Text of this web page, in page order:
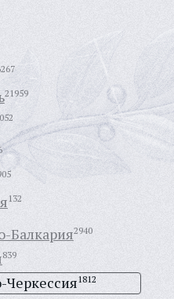
21959
132
Балкария2940
839
Черкессия1812